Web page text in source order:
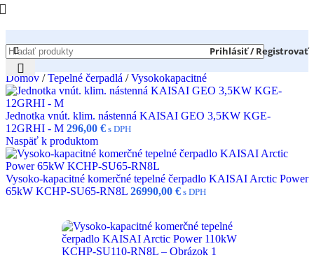
Prihlásiť / Registrovať
Domov / Tepelné čerpadlá / Vysokokapacitné
Jednotka vnút. klim. nástenná KAISAI GEO 3,5KW KGE-
12GRHI - M 296,00 € s DPH
Naspäť k produktom
Vysoko-kapacitné komerčné tepelné čerpadlo KAISAI Arctic Power
65kW KCHP-SU65-RN8L 26990,00 € s DPH